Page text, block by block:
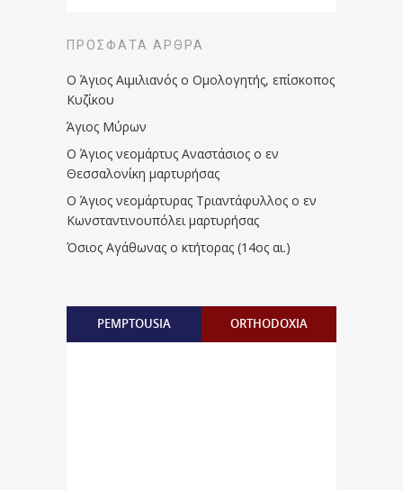
ΠΡΌΣΦΑΤΑ ΆΡΘΡΑ
Ο Άγιος Αιμιλιανός ο Ομολογητής, επίσκοπος
Κυζίκου
Άγιος Μύρων
Ο Άγιος νεομάρτυς Αναστάσιος ο εν
Θεσσαλονίκη μαρτυρήσας
Ο Άγιος νεομάρτυρας Τριαντάφυλλος ο εν
Κωνσταντινουπόλει μαρτυρήσας
Όσιος Αγάθωνας ο κτήτορας (14ος αι.)
PEMPTOUSIA ORTHODOXIA